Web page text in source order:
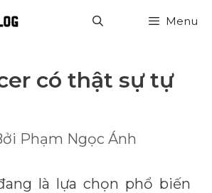
Menu
có thật sự tự
Phạm Ngọc Ánh
là lựa chọn phổ biến